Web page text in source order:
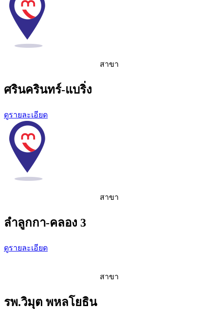
สาขา
ศรินครินทร์-แบริ่ง
ดูรายละเอียด
สาขา
ลำลูกกา-คลอง 3
ดูรายละเอียด
สาขา
รพ.วิมุต พหลโยธิน